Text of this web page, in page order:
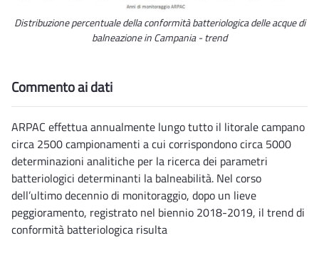
Distribuzione percentuale della conformità batteriologica delle acque di
balneazione in Campania - trend
Commento ai dati
ARPAC effettua annualmente lungo tutto il litorale campano
circa 2500 campionamenti a cui corrispondono circa 5000
determinazioni analitiche per la ricerca dei parametri
batteriologici determinanti la balneabilità. Nel corso
dell’ultimo decennio di monitoraggio, dopo un lieve
peggioramento, registrato nel biennio 2018-2019, il trend di
conformità batteriologica risulta